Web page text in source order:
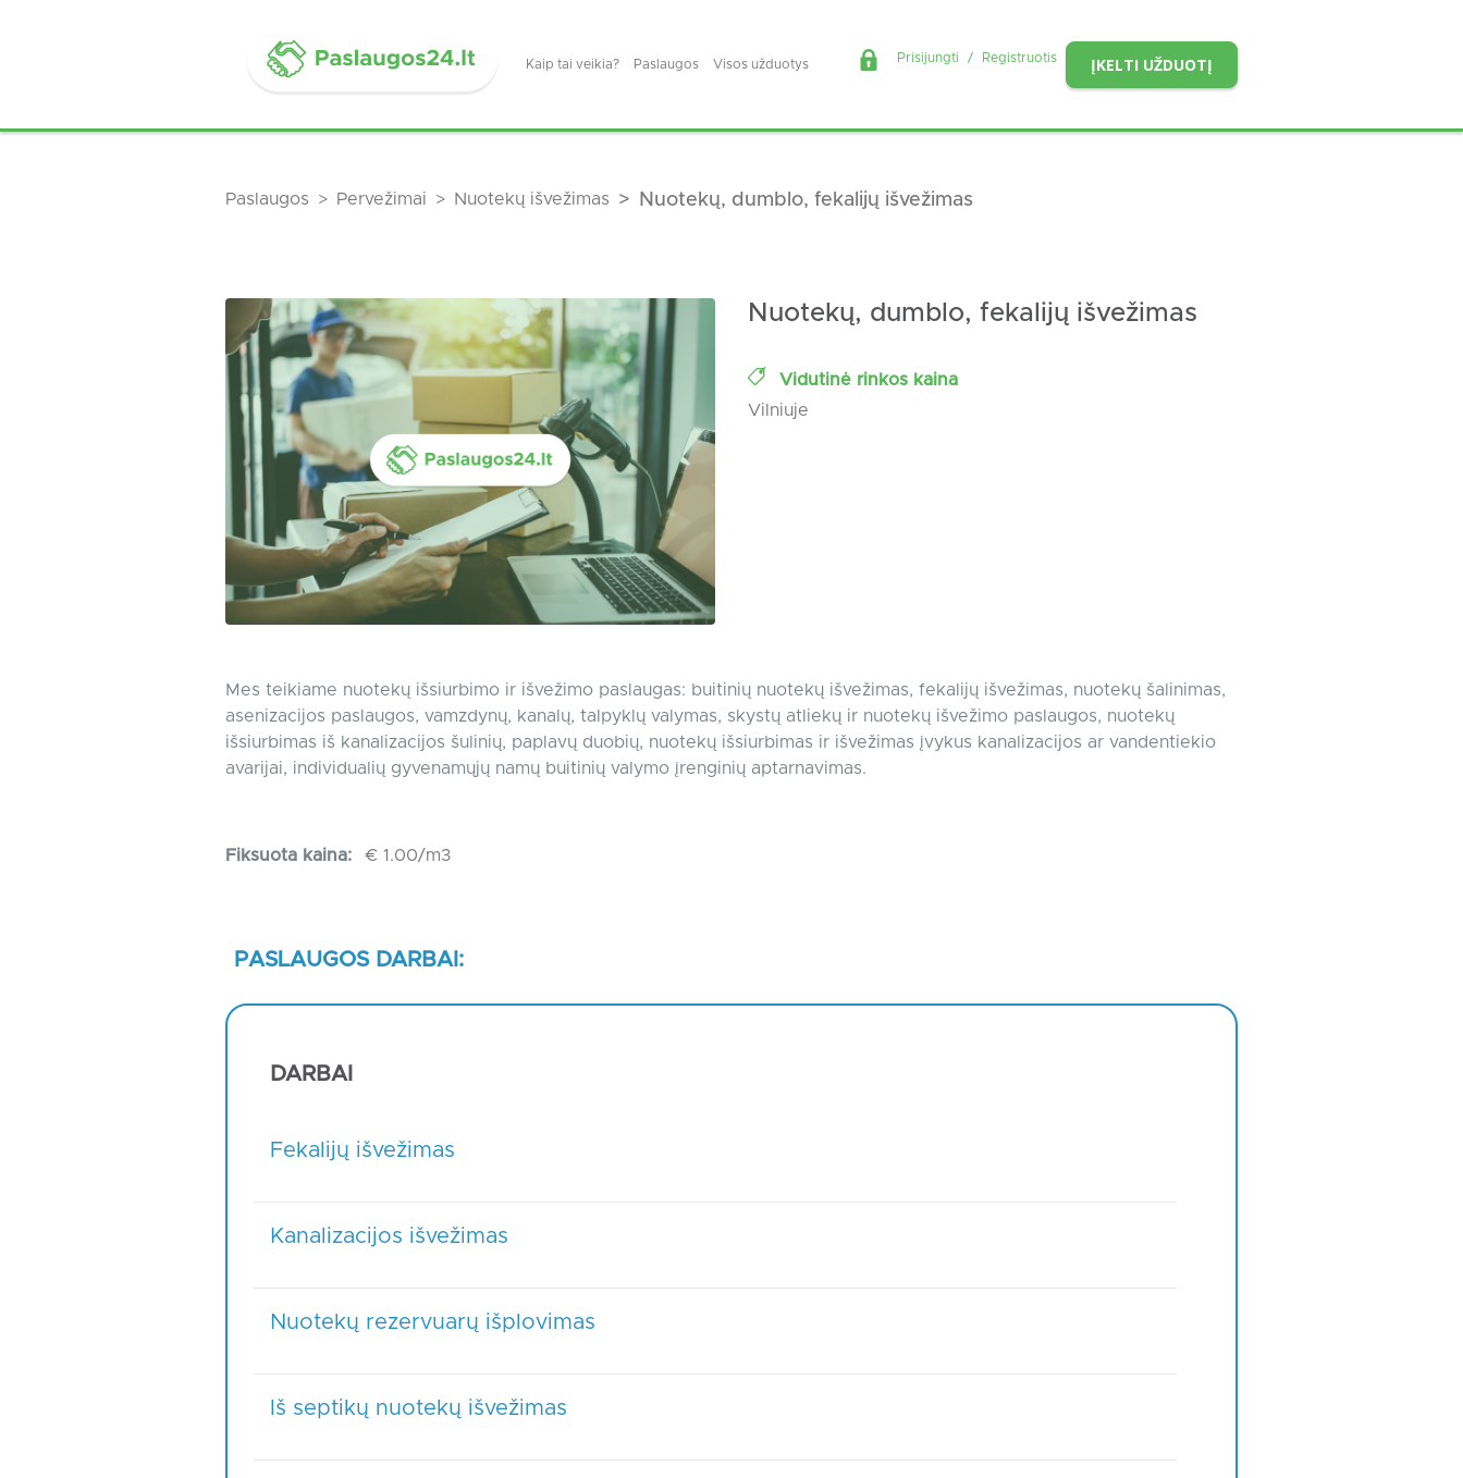
Kaip tai veikia? Paslaugos Visos užduotys ĮKELTI UŽDUOTĮ
Prisijungti / Registruotis
Paslaugos Pervežimai Nuotekų išvežimas Nuotekų, dumblo, fekalijų išvežimas
Nuotekų, dumblo, fekalijų išvežimas
Vidutinė rinkos kaina
Vilniuje
Mes teikiame nuotekų išsiurbimo ir išvežimo paslaugas: buitinių nuotekų išvežimas, fekalijų išvežimas, nuotekų šalinimas,
asenizacijos paslaugos, vamzdynų, kanalų, talpyklų valymas, skystų atliekų ir nuotekų išvežimo paslaugos, nuotekų
išsiurbimas iš kanalizacijos šulinių, paplavų duobių, nuotekų išsiurbimas ir išvežimas įvykus kanalizacijos ar vandentiekio
avarijai, individualių gyvenamųjų namų buitinių valymo įrenginių aptarnavimas.
Fiksuota kaina: € 1.00/m3
PASLAUGOS DARBAI:
DARBAI
Fekalijų išvežimas
Kanalizacijos išvežimas
Nuotekų rezervuarų išplovimas
Iš septikų nuotekų išvežimas